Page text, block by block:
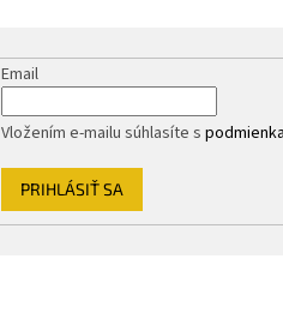
Email
Vložením e-mailu súhlasíte s
PRIHLÁSIŤ SA